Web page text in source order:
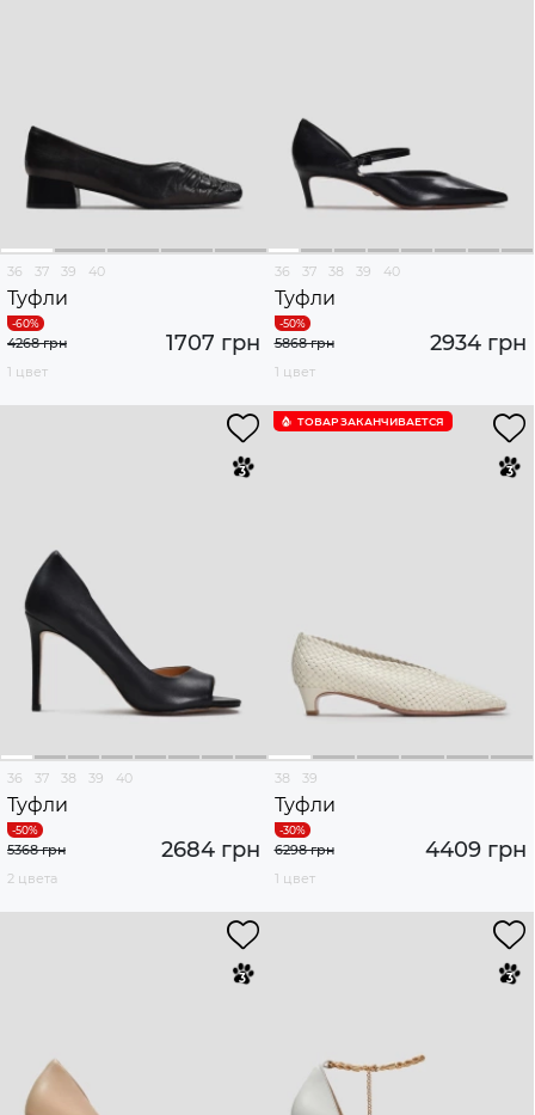
36 37 39 40
Туфли
1707 грн
4268 грн
1 цвет
36 37 38 39 40
Туфли
2934 грн
5868 грн
1 цвет
36 37 38 39 40
Туфли
2684 грн
5368 грн
2 цвета
ТОВАР ЗАКАНЧИВАЕТСЯ
38 39
Туфли
4409 грн
6298 грн
1 цвет